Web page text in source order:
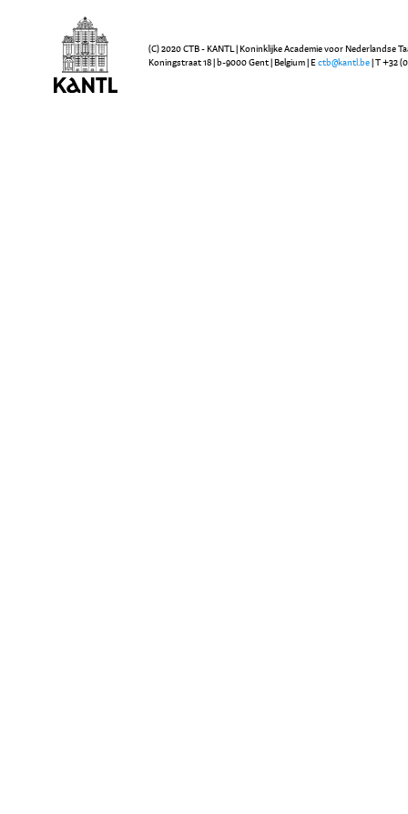
(C) 2020 CTB - KANTL | Koninklijke Academie voor Nederlandse
Koningstraat 18 | b-9000 Gent | Belgium | E ctb@kantl.be | T +32